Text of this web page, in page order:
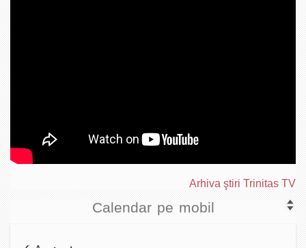
Arhiva ştiri Trinitas TV
Calendar pe mobil